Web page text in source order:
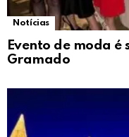
Notícias
Evento de moda é
Gramado